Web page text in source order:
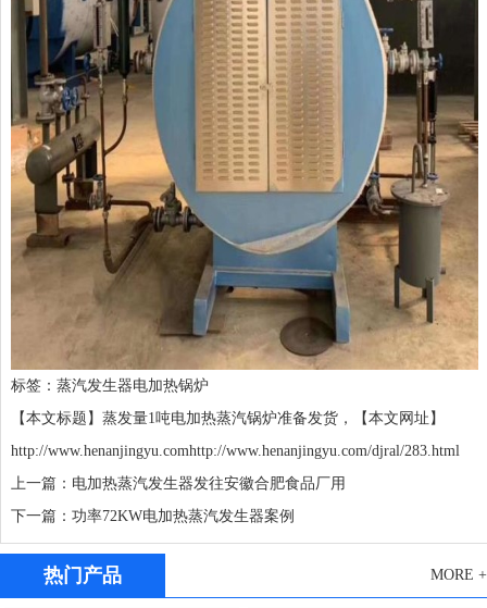
标签： 蒸汽发生器电加热锅炉
【本文标题】蒸发量1吨电加热蒸汽锅炉准备发货，【本文网址】
http://www.henanjingyu.comhttp://www.henanjingyu.com/djral/283.html
上一篇：电加热蒸汽发生器发往安徽合肥食品厂用
下一篇：功率72KW电加热蒸汽发生器案例
热门产品 MORE +